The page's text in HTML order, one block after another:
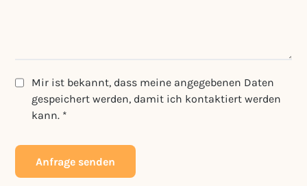
Mir ist bekannt, dass meine angegebenen Daten
gespeichert werden, damit ich kontaktiert werden
kann. *
Anfrage senden